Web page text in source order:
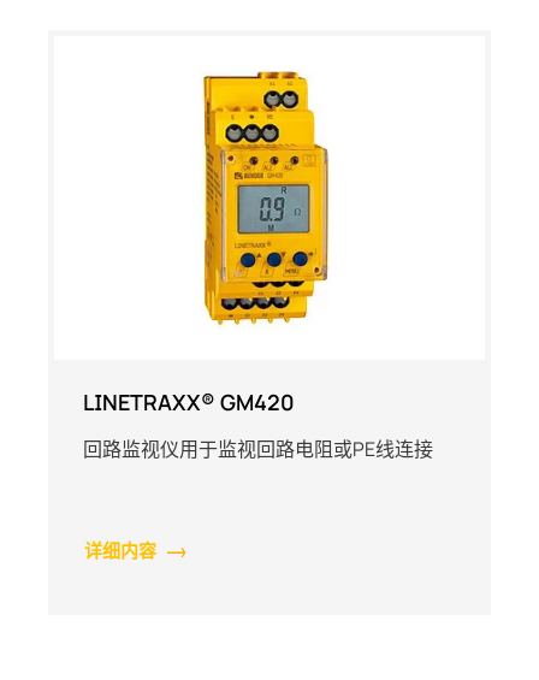
LINETRAXX® GM420
回路监视仪用于监视回路电阻或PE线连接
详细内容